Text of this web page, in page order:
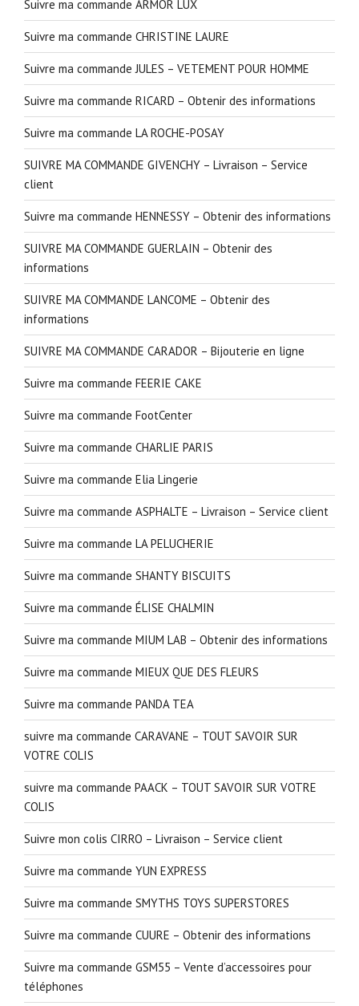
Suivre ma commande ARMOR LUX
Suivre ma commande CHRISTINE LAURE
Suivre ma commande JULES – VETEMENT POUR HOMME
Suivre ma commande RICARD – Obtenir des informations
Suivre ma commande LA ROCHE-POSAY
SUIVRE MA COMMANDE GIVENCHY – Livraison – Service
client
Suivre ma commande HENNESSY – Obtenir des informations
SUIVRE MA COMMANDE GUERLAIN – Obtenir des
informations
SUIVRE MA COMMANDE LANCOME – Obtenir des
informations
SUIVRE MA COMMANDE CARADOR – Bijouterie en ligne
Suivre ma commande FEERIE CAKE
Suivre ma commande FootCenter
Suivre ma commande CHARLIE PARIS
Suivre ma commande Elia Lingerie
Suivre ma commande ASPHALTE – Livraison – Service client
Suivre ma commande LA PELUCHERIE
Suivre ma commande SHANTY BISCUITS
Suivre ma commande ÉLISE CHALMIN
Suivre ma commande MIUM LAB – Obtenir des informations
Suivre ma commande MIEUX QUE DES FLEURS
Suivre ma commande PANDA TEA
suivre ma commande CARAVANE – TOUT SAVOIR SUR
VOTRE COLIS
suivre ma commande PAACK – TOUT SAVOIR SUR VOTRE
COLIS
Suivre mon colis CIRRO – Livraison – Service client
Suivre ma commande YUN EXPRESS
Suivre ma commande SMYTHS TOYS SUPERSTORES
Suivre ma commande CUURE – Obtenir des informations
Suivre ma commande GSM55 – Vente d’accessoires pour
téléphones